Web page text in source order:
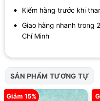
Kiểm hàng trước khi
Giao hàng nhanh trong
Chí Minh
SẢN PHẨM TƯƠNG TỰ
Giảm 15%